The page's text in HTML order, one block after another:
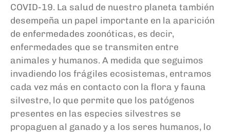
COVID-19. La salud de nuestro planeta también
desempeña un papel importante en la aparición
de enfermedades zoonóticas, es decir,
enfermedades que se transmiten entre
animales y humanos. A medida que seguimos
invadiendo los frágiles ecosistemas, entramos
cada vez más en contacto con la flora y fauna
silvestre, lo que permite que los patógenos
presentes en las especies silvestres se
propaguen al ganado y a los seres humanos, lo